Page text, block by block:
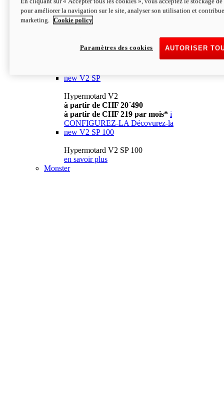
à partir de CHF 13´990 i
CONFIGUREZ-LA Décovurez-la
newV2
à partir de CHF 15´990
à partir de CHF 169 par mois* i
new V2 SP
Hypermotard V2
à partir de CHF 20´490
à partir de CHF 219 par mois* i
CONFIGUREZ-LA Décovurez-la
new V2 SP 100
Hypermotard V2 SP 100
en savoir plus
Monster
pour améliorer la navigation sur le site, analyser son utilisation et
marketing.
Cookie policy
AUTORISER
Paramètres des cookies